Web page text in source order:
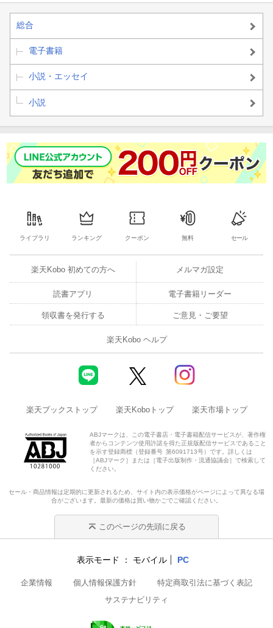
総合
電子書籍
小説・エッセイ
小説
ライブラリ ランキング クーポン 無料 セール
楽天Kobo 初めての方へ メルマガ設定
読書アプリ 電子書籍リーダー
領収書を発行する ご意見・ご要望
楽天Kobo ヘルプ
楽天ブックストップ 楽天Koboトップ 楽天市場トップ
ABJマークは、この電子書店・電子書籍配信サービスが、著作権
者からコンテンツ使用許諾を得た正規版配信サービスであること
を示す登録商標（登録番号 第6091713号）です。詳しくは
［ABJマーク］または［電子出版制作・流通協議会］で検索して
ください。
セール・商品情報は定期的に更新されるため、サイト内の表示価格がページによって異なる場
合がございます。最新の価格は買い物かごでご確認ください。
このページの先頭に戻る
表示モード モバイル PC
企業情報 個人情報保護方針
特定商取引法に基づく表記
サステナビリティ